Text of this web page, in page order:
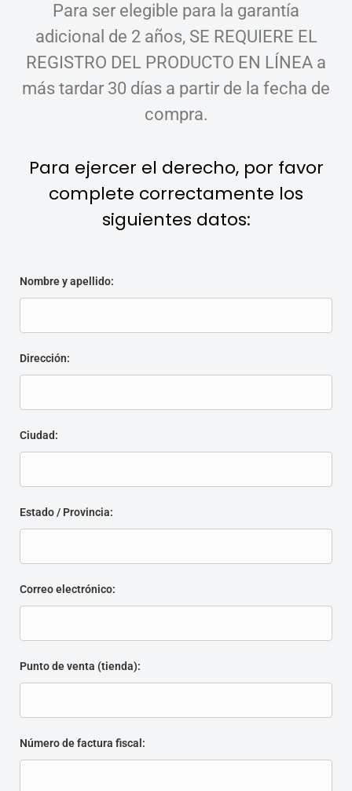
Para ser elegible para la garantía
adicional de 2 años, SE REQUIERE EL
REGISTRO DEL PRODUCTO EN LÍNEA a
más tardar 30 días a partir de la fecha de
compra.
Para ejercer el derecho, por favor
complete correctamente los
siguientes datos:
Nombre y apellido:
Dirección:
Ciudad:
Estado / Provincia:
Correo electrónico:
Punto de venta (tienda):
Número de factura fiscal: